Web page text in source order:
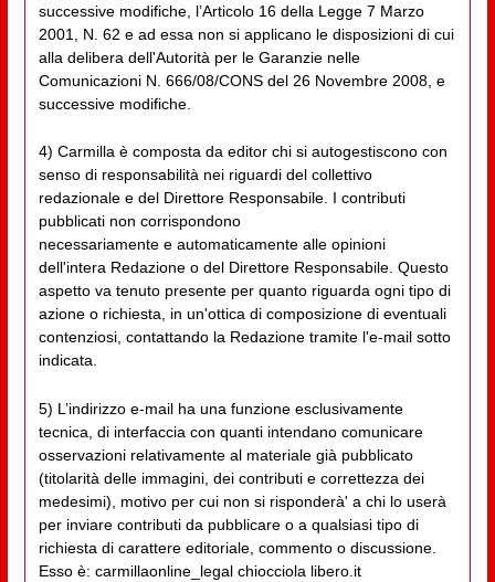
successive modifiche, l’Articolo 16 della Legge 7 Marzo
2001, N. 62 e ad essa non si applicano le disposizioni di cui
alla delibera dell'Autorità per le Garanzie nelle
Comunicazioni N. 666/08/CONS del 26 Novembre 2008, e
successive modifiche.
4) Carmilla è composta da editor chi si autogestiscono con
senso di responsabilità nei riguardi del collettivo
redazionale e del Direttore Responsabile. I contributi
pubblicati non corrispondono
necessariamente e automaticamente alle opinioni
dell'intera Redazione o del Direttore Responsabile. Questo
aspetto va tenuto presente per quanto riguarda ogni tipo di
azione o richiesta, in un'ottica di composizione di eventuali
contenziosi, contattando la Redazione tramite l'e-mail sotto
indicata.
5) L’indirizzo e-mail ha una funzione esclusivamente
tecnica, di interfaccia con quanti intendano comunicare
osservazioni relativamente al materiale già pubblicato
(titolarità delle immagini, dei contributi e correttezza dei
medesimi), motivo per cui non si risponderà' a chi lo userà
per inviare contributi da pubblicare o a qualsiasi tipo di
richiesta di carattere editoriale, commento o discussione.
Esso è: carmillaonline_legal chiocciola libero.it